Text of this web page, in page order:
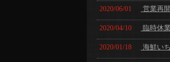
2020/06/01 営業再
2020/04/10 臨時休
2020/01/18 海鮮い